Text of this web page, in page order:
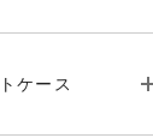
ケース